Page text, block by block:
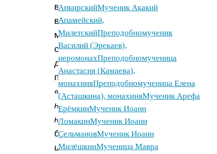
великом
всемирном
молитвеннике,
стяжавшем
дар
прозорливости.
«Еще
ничего
не
было
известно,
АнкирскийМученик Акакий
Апамейский,
МилетскийПреподобномученик
Василий (Эрекаев),
иеромонахПреподобномученица
Анастасия (Камаева),
монахиняПреподобномученица Елена
(Асташкина), монахиняМученик Арефа
ЕрёмкинМученик Иоанн
ЛомакинМученик Иоанн
СельмановМученик Иоанн
МилёшкинМученица Мавра